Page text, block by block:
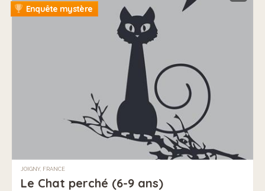
Enquête mystère
JOIGNY, FRANCE
Le Chat perché (6-9 ans)